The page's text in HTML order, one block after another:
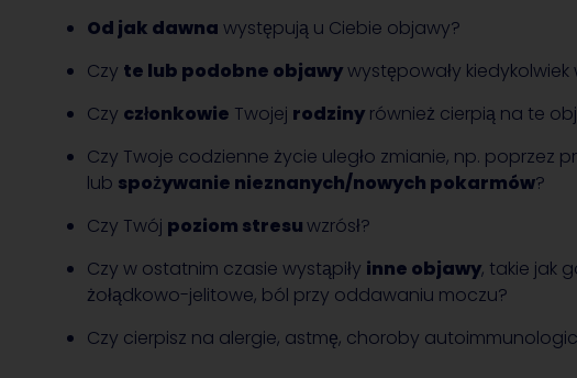
Od jak dawna występują u Ciebie objawy?
Czy te lub podobne objawywystępowały kiedykolwiek
Czy członkowie Twojej rodzinyrównież cierpią na te
Czy Twoje codzienne życie uległo zmianie, np. poprzez
lub spożywanie nieznanych/nowych pokarmów?
Czy Twój poziom stresuwzrósł?
Czy w ostatnim czasie wystąpiły inne objawy, takie jak
żołądkowo-jelitowe, ból przy oddawaniu moczu?
Czy cierpisz na alergie, astmę, choroby